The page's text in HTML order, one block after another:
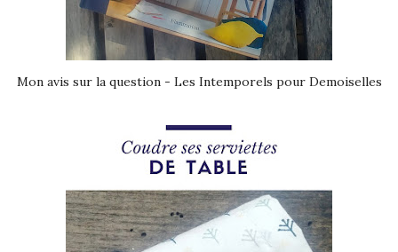
Mon avis sur la question - Les Intemporels pour Demoiselles